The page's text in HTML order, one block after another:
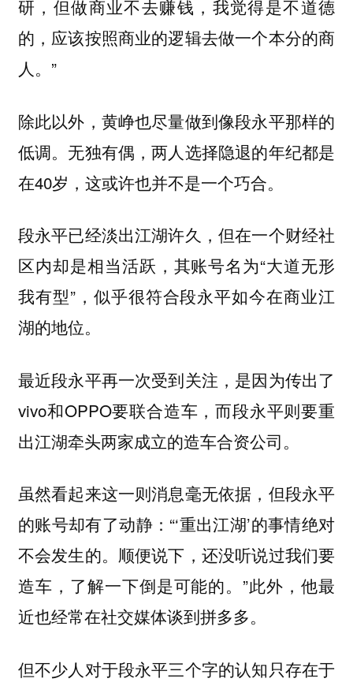
研，但做商业不去赚钱，我觉得是不道德
的，应该按照商业的逻辑去做一个本分的商
人。”
除此以外，黄峥也尽量做到像段永平那样的
低调。无独有偶，两人选择隐退的年纪都是
在40岁，这或许也并不是一个巧合。
段永平已经淡出江湖许久，但在一个财经社
区内却是相当活跃，其账号名为“大道无形
我有型”，似乎很符合段永平如今在商业江
湖的地位。
最近段永平再一次受到关注，是因为传出了
vivo和OPPO要联合造车，而段永平则要重
出江湖牵头两家成立的造车合资公司。
虽然看起来这一则消息毫无依据，但段永平
的账号却有了动静：“‘重出江湖’的事情绝对
不会发生的。顺便说下，还没听说过我们要
造车，了解一下倒是可能的。”此外，他最
近也经常在社交媒体谈到拼多多。
但不少人对于段永平三个字的认知只存在于